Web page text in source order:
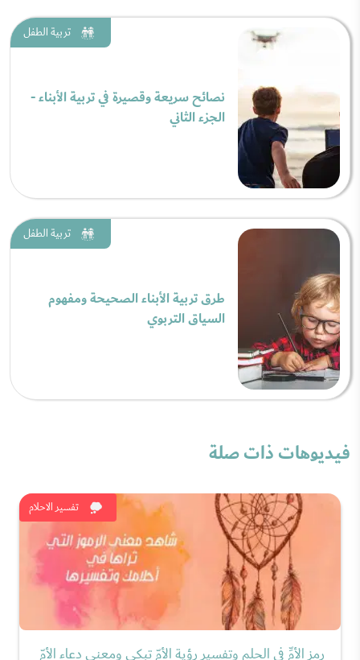
تربية الطفل
نصائح سريعة وقصيرة في تربية الأبناء -
الجزء الثاني
تربية الطفل
طرق تربية الأبناء الصحيحة ومفهوم
السياق التربوي
فيديوهات ذات صلة
تفسير الاحلام
رمز الأمِّ في الحلم وتفسير رؤية الأمّ تبكي ومعنى دعاء الأمّ